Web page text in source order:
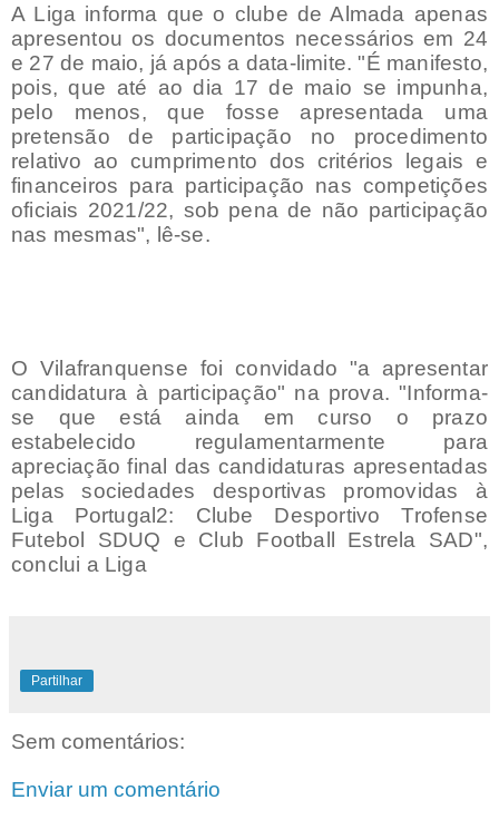
A Liga informa que o clube de Almada apenas
apresentou os documentos necessários em 24
e 27 de maio, já após a data-limite. "É manifesto,
pois, que até ao dia 17 de maio se impunha,
pelo menos, que fosse apresentada uma
pretensão de participação no procedimento
relativo ao cumprimento dos critérios legais e
financeiros para participação nas competições
oficiais 2021/22, sob pena de não participação
nas mesmas", lê-se.
O Vilafranquense foi convidado "a apresentar
candidatura à participação" na prova. "Informa-
se que está ainda em curso o prazo
estabelecido regulamentarmente para
apreciação final das candidaturas apresentadas
pelas sociedades desportivas promovidas à
Liga Portugal2: Clube Desportivo Trofense
Futebol SDUQ e Club Football Estrela SAD",
conclui a Liga
Partilhar
Sem comentários:
Enviar um comentário